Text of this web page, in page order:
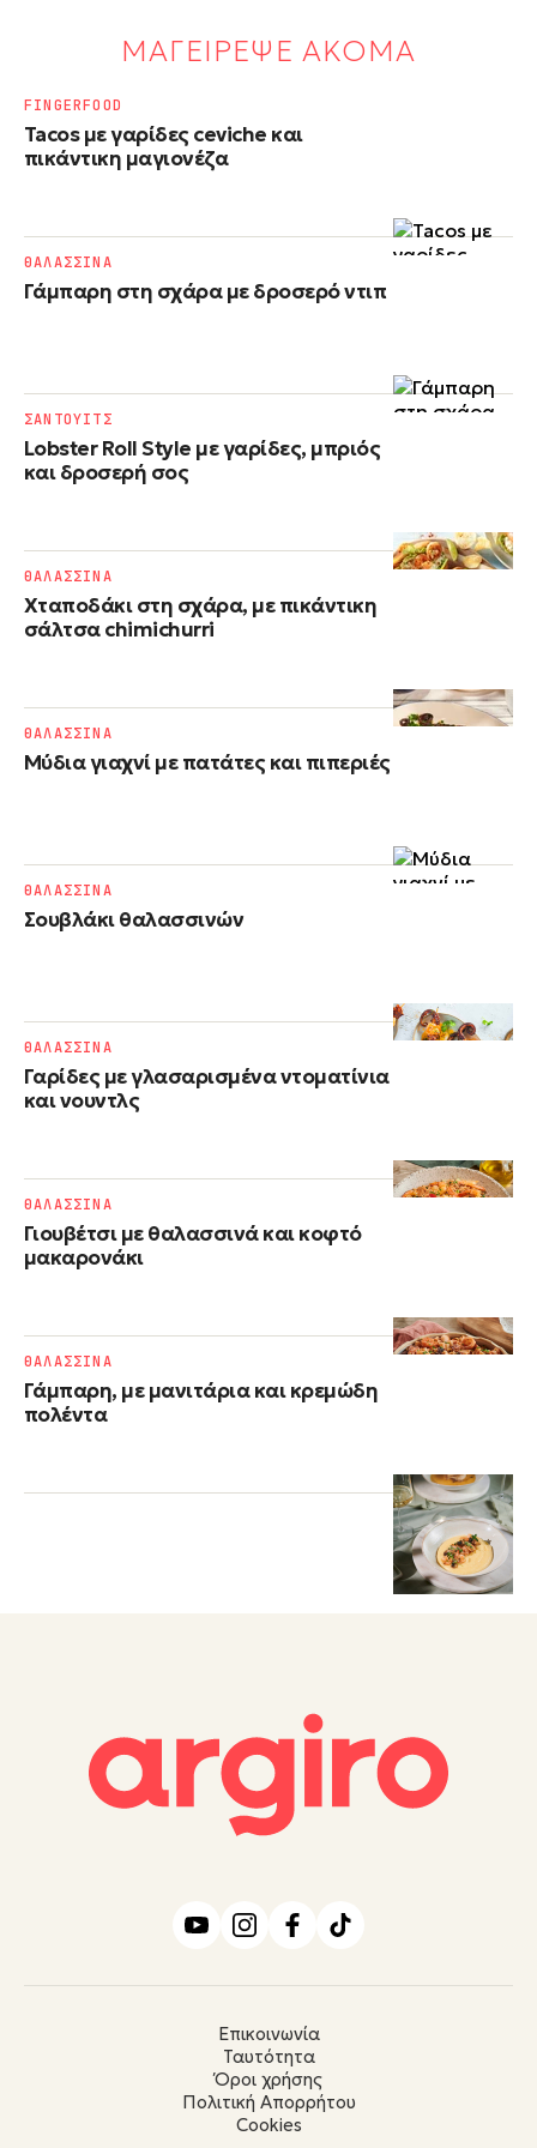
ΜΑΓΕΙΡΕΨΕ ΑΚΟΜΑ
Tacos με γαρίδες ceviche και
πικάντικη μαγιονέζα
FINGERFOOD
Γάμπαρη στη σχάρα με δροσερό ντιπ
ΘΑΛΑΣΣΙΝΑ
Lobster Roll Style με γαρίδες, μπριός
και δροσερή σος
ΣΑΝΤΟΥΙΤΣ
Χταποδάκι στη σχάρα, με πικάντικη
σάλτσα chimichurri
ΘΑΛΑΣΣΙΝΑ
Μύδια γιαχνί με πατάτες και πιπεριές
ΘΑΛΑΣΣΙΝΑ
Σουβλάκι θαλασσινών
ΘΑΛΑΣΣΙΝΑ
Γαρίδες με γλασαρισμένα ντοματίνια
και νουντλς
ΘΑΛΑΣΣΙΝΑ
Γιουβέτσι με θαλασσινά και κοφτό
μακαρονάκι
ΘΑΛΑΣΣΙΝΑ
Γάμπαρη, με μανιτάρια και κρεμώδη
πολέντα
ΘΑΛΑΣΣΙΝΑ
Επικοινωνία
Ταυτότητα
Όροι χρήσης
Πολιτική Απορρήτου
Cookies